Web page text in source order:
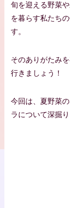
旬を迎える野菜
を暮らす私たち
す。
そのありがたみ
行きましょう！
今回は、夏野菜
ラについて深掘